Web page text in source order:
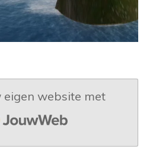
eigen website met